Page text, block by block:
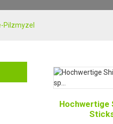
Pilzmyzel
Hochwertige